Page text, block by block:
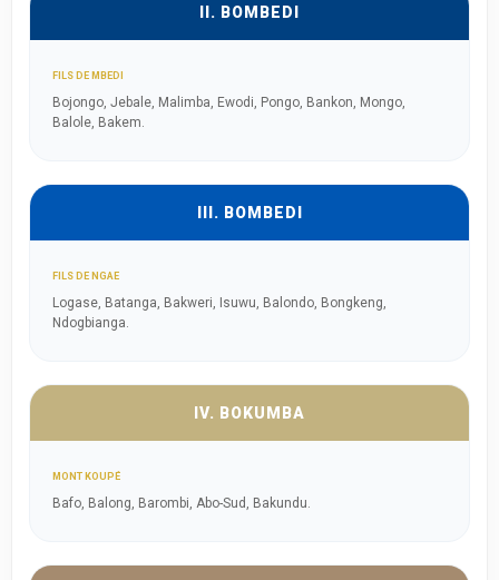
II. BOMBEDI
FILS DE MBEDI
Bojongo, Jebale, Malimba, Ewodi, Pongo, Bankon, Mongo,
Balole, Bakem.
III. BOMBEDI
FILS DE NGAE
Logase, Batanga, Bakweri, Isuwu, Balondo, Bongkeng,
Ndogbianga.
IV. BOKUMBA
MONT KOUPÉ
Bafo, Balong, Barombi, Abo-Sud, Bakundu.